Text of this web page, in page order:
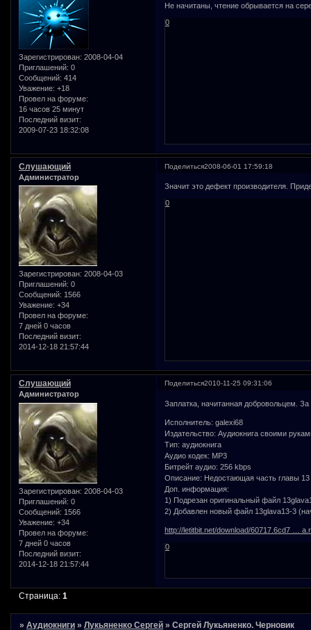
Зарегистрирован: 2008-04-04
Приглашений: 0
Сообщений: 414
Уважение: +18
Провел на форуме:
16 часов 25 минут
Последний визит:
2009-07-23 18:32:08
Не начитаны, чтение обрывается на
0
Поделиться2008-06-01 17:59:18
Слушающий
Администратор
Зарегистрирован: 2008-04-03
Приглашений: 0
Сообщений: 1566
Уважение: +34
Провел на форуме:
7 дней 0 часов
Последний визит:
2014-12-18 21:57:44
Значит это дефект производителя.
0
Поделиться2010-11-25 09:31:06
Слушающий
Администратор
Зарегистрирован: 2008-04-03
Приглашений: 0
Сообщений: 1566
Уважение: +34
Провел на форуме:
7 дней 0 часов
Последний визит:
2014-12-18 21:57:44
Заплатка, начитанная
Исполнитель: galexi68
Издательство: Аудиокнига своими
Тип: аудиокнига
Аудио кодек: MP3
Битрейт аудио: 256 kbps
Описание: Недостающая часть главы 13
Доп. информация:
1) Подрезан оригинальный файл
2) Добавлен новый файл 13glava13-3
http://letitbit.net/download/60717.6cd7 …
0
Страница:1
»Аудиокниги »Лукьяненко Сергей »Сергей Лукьяненко. Черновик